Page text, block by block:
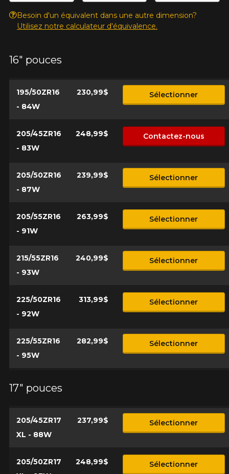
Besoin d'un équivalent dans une autre dimension?
Utilisez notre calculateur d'équivalence.
16" pouces
195/50ZR16
- 84W
230,99$ Sélectionner
205/45ZR16
- 83W
248,99$ Contactez-nous
205/50ZR16
- 87W
239,99$ Sélectionner
205/55ZR16
- 91W
263,99$ Sélectionner
215/55ZR16
- 93W
240,99$ Sélectionner
225/50ZR16
- 92W
313,99$ Sélectionner
225/55ZR16
- 95W
282,99$ Sélectionner
17" pouces
205/45ZR17
XL - 88W
237,99$ Sélectionner
205/50ZR17
248,99$ Sélectionner